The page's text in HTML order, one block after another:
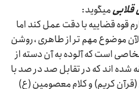
میگوید:
قوه قضاییه با دقت عمل کند اما
موضوع مهم تر از طاهری ، روشن
است که آلوده به آن دسته از
شده اند که در تقابل صد در صد با
(قرآن کریم) و کلام معصومین (ع)